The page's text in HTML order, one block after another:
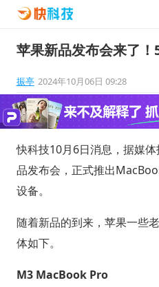
苹果新品发布会来了
振亭 2024年10月06日 09:28
快科技10月6日消息，据媒
品发布会，正式推出
设备。
随着新品的到来，苹果一些
体如下。
M3 MacBook Pro